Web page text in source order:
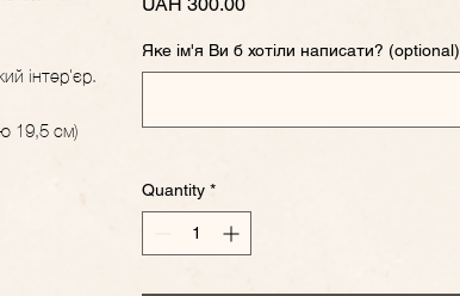
інтер'єр.
19,5 см)
Яке ім'я Ви б хотіли написати? (optional)
Quantity *